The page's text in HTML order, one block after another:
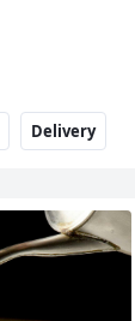
Delivery